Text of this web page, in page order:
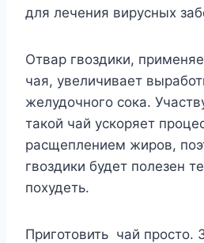
для лечения вирусных
Отвар гвоздики,
чая, увеличивает
желудочного сока.
такой чай ускоряет
расщеплением жиров,
гвоздики будет полезен
похудеть.
Приготовить чай просто.